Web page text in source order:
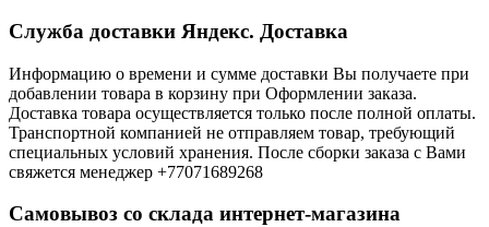
Служба доставки Яндекс. Доставка
Информацию о времени и сумме доставки Вы получаете при
добавлении товара в корзину при Оформлении заказа.
Доставка товара осуществляется только после полной оплаты.
Транспортной компанией не отправляем товар, требующий
специальных условий хранения. После сборки заказа с Вами
свяжется менеджер +77071689268
Самовывоз со склада интернет-магазина